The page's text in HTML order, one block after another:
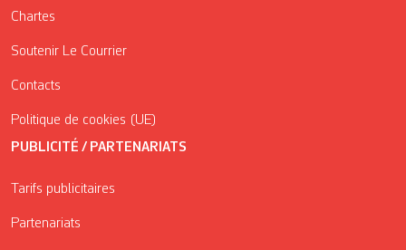
Chartes
Soutenir Le Courrier
Contacts
Politique de cookies (UE)
PUBLICITÉ / PARTENARIATS
Tarifs publicitaires
Partenariats